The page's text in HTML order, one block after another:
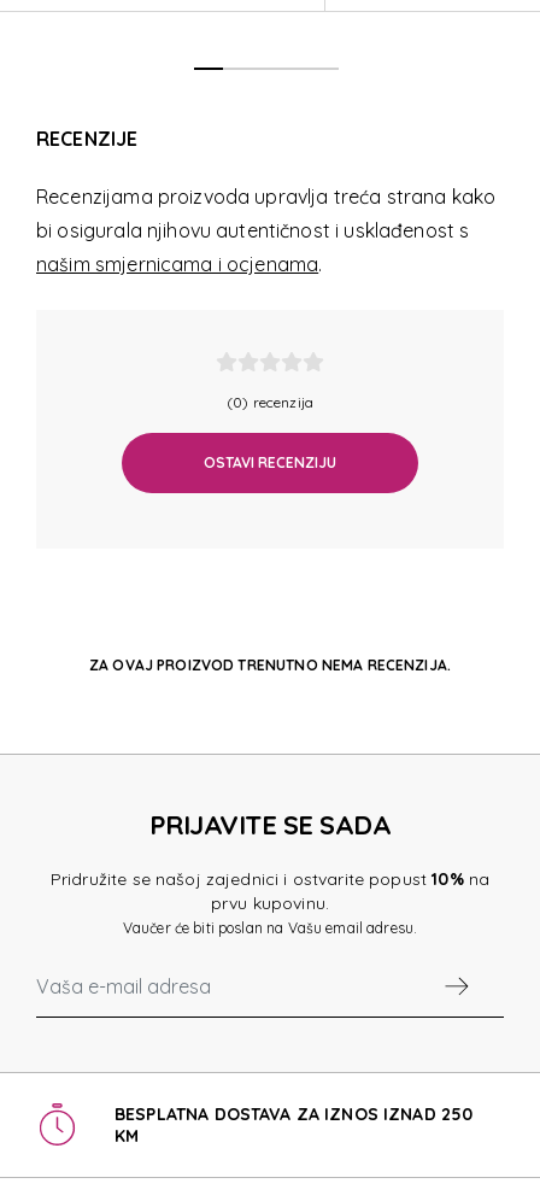
RECENZIJE
Recenzijama proizvoda upravlja treća strana kako
bi osigurala njihovu autentičnost i usklađenost s
našim smjernicama i ocjenama.
(0) recenzija
OSTAVI RECENZIJU
ZA OVAJ PROIZVOD TRENUTNO NEMA RECENZIJA.
PRIJAVITE SE SADA
Pridružite se našoj zajednici i ostvarite popust10%na
prvu kupovinu.
Vaučer će biti poslan na Vašu email adresu.
BESPLATNA DOSTAVA ZA IZNOS IZNAD 250
KM